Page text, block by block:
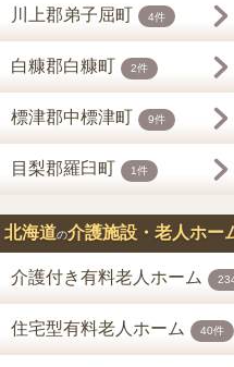
川上郡弟子屈町 4件
白糠郡白糠町 2件
標津郡中標津町 9件
目梨郡羅臼町 1件
北海道の介護施設・老人ホー
介護付き有料老人ホーム
住宅型有料老人ホーム 40件